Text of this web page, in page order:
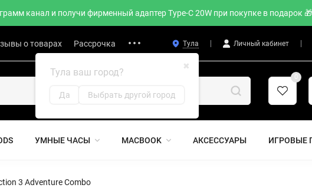
канал и получи фирменный адаптер Type-C 20W при покупке в подарок 🎁
о товарах Рассрочка Тула
✖
Тула ваш город?
Да Выбрать другой город
Личный кабинет
0
УМНЫЕ ЧАСЫ MACBOOK АКСЕССУАРЫ ИГРОВЫЕ
3 Adventure Combo